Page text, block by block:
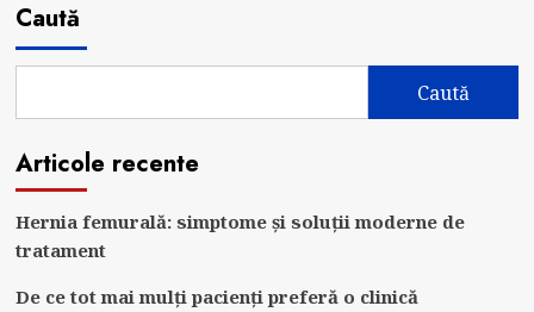
Caută
Caută
Articole recente
Hernia femurală: simptome și soluții moderne de
tratament
De ce tot mai mulți pacienți preferă o clinică